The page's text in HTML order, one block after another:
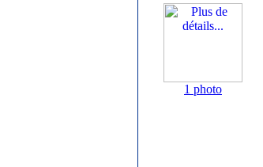
1 photo